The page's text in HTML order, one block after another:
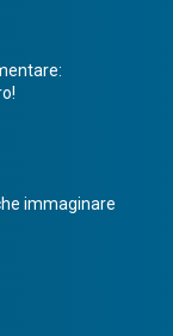
immaginare